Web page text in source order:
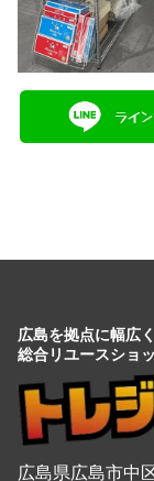
広島県広島市中
営業時間：10:00
定休日：月曜日
出張買取は8:00
※出張買取対応